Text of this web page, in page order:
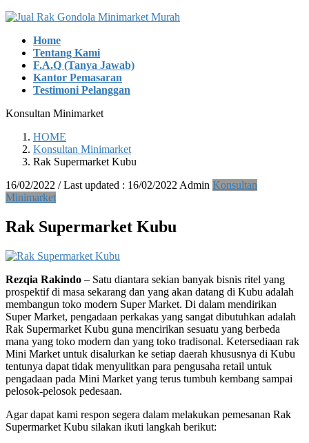
Skip
content
Skip
Navigation
Home
Tentang Kami
F.A.Q (Tanya Jawab)
Kantor Pemasaran
Testimoni Pelanggan
Konsultan Minimarket
HOME
Konsultan Minimarket
Rak Supermarket Kubu
16/02/2022 / Last updated : 16/02/2022 Admin Konsultan
Minimarket
Rak Supermarket Kubu
Rezqia Rakindo – Satu diantara sekian banyak bisnis ritel yang
prospektif di masa sekarang dan yang akan datang di Kubu adalah
membangun toko modern Super Market. Di dalam mendirikan
Super Market, pengadaan perkakas yang sangat dibutuhkan adalah
Rak Supermarket Kubu guna mencirikan sesuatu yang berbeda
mana yang toko modern dan yang toko tradisonal. Ketersediaan rak
Mini Market untuk disalurkan ke setiap daerah khususnya di Kubu
tentunya dapat tidak menyulitkan para pengusaha retail untuk
pengadaan pada Mini Market yang terus tumbuh kembang sampai
pelosok-pelosok pedesaan.
Agar dapat kami respon segera dalam melakukan pemesanan Rak
Supermarket Kubu silakan ikuti langkah berikut: